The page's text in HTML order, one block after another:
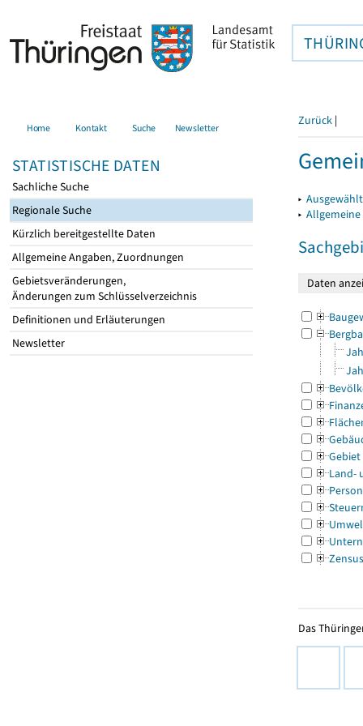
Home Kontakt Suche Newsletter
STATISTISCHE DATEN
Sachliche Suche
Regionale Suche
Kürzlich bereitgestellte Daten
Allgemeine Angaben, Zuordnungen
Gebietsveränderungen,
Änderungen zum Schlüsselverzeichnis
Definitionen und Erläuterungen
Newsletter
Zurück |
▸
▸
Gebiet
Land-
Zensus
Das